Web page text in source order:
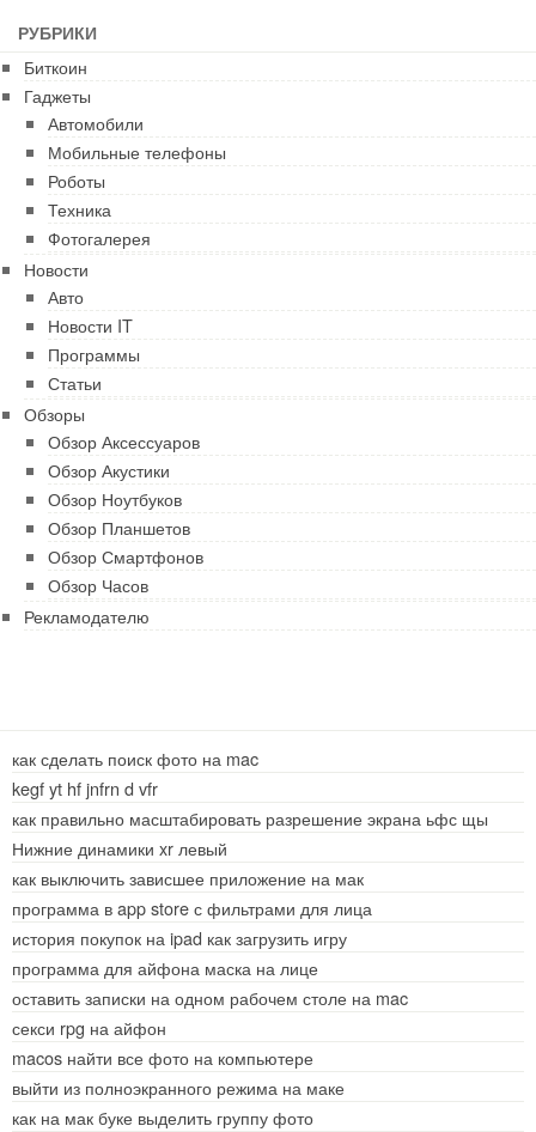
РУБРИКИ
Биткоин
Гаджеты
Автомобили
Мобильные телефоны
Роботы
Техника
Фотогалерея
Новости
Авто
Новости IT
Программы
Статьи
Обзоры
Обзор Аксессуаров
Обзор Акустики
Обзор Ноутбуков
Обзор Планшетов
Обзор Смартфонов
Обзор Часов
Рекламодателю
как сделать поиск фото на mac
kegf yt hf jnfrn d vfr
как правильно масштабировать разрешение экрана ьфс щы
Нижние динамики xr левый
как выключить зависшее приложение на мак
программа в app store с фильтрами для лица
история покупок на ipad как загрузить игру
программа для айфона маска на лице
оставить записки на одном рабочем столе на mac
секси rpg на айфон
macos найти все фото на компьютере
выйти из полноэкранного режима на маке
как на мак буке выделить группу фото